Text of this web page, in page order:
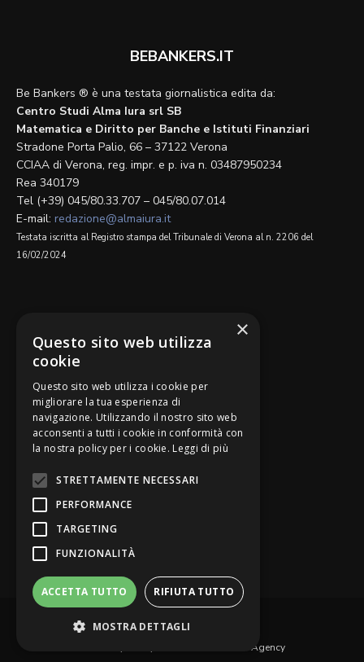
BEBANKERS.IT
Be Bankers ® è una testata giornalistica edita da:
Centro Studi Alma Iura srl SB
Matematica e Diritto per Banche e Istituti Finanziari
Stradone Porta Palio, 66 – 37122 Verona
CCIAA di Verona, reg. impr. e p. iva n. 03487950234
Rea 340179
Tel (+39) 045/80.33.707 – 045/80.07.014
E-mail: redazione@almaiura.it
Testata iscritta al Registro stampa del Tribunale di Verona al n. 2206 del
16/02/2024
Be Bankers è ideato da
© Be Bankers - Opinion Leader del credito
Web Agency
×
Questo sito web utilizza
cookie
Questo sito web utilizza i cookie per
migliorare la tua esperienza di
navigazione. Utilizzando il nostro sito web
acconsenti a tutti i cookie in conformità con
la nostra policy per i cookie. Leggi di più
STRETTAMENTE NECESSARI
PERFORMANCE
TARGETING
FUNZIONALITÀ
ACCETTA TUTTO RIFIUTA TUTTO
MOSTRA DETTAGLI